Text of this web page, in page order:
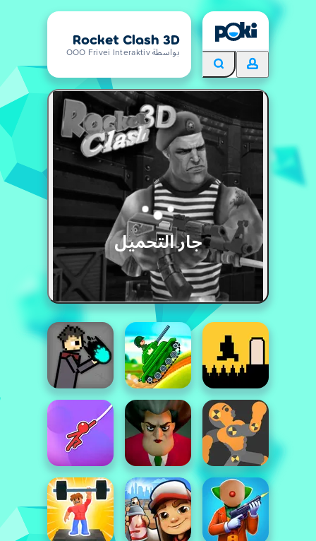
Rocket Clash 3D
بواسطة OOO Frivei Interaktiv
جار التحميل